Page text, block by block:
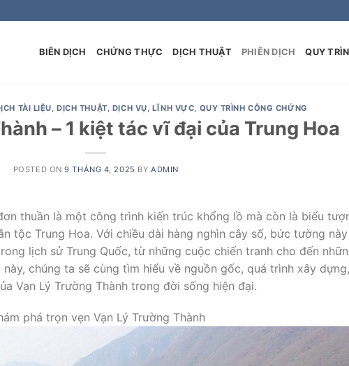
BIÊN DỊCH CHỨNG THỰC DỊCH THUẬT PHIÊN DỊCH QUY
TÀI LIỆU,DỊCH THUẬT, DỊCH VỤ, LĨNH VỰC, QUY TRÌNH CÔNG CHỨNG
– 1 kiệt tác vĩ đại của Trung Hoa
POSTED ON9 THÁNG 4, 2025 BY ADMIN
thuần là một công trình kiến trúc khổng lồ mà còn là biểu
tộc Trung Hoa. Với chiều dài hàng nghìn cây số, bức tường
lịch sử Trung Quốc, từ những cuộc chiến tranh cho đến
chúng ta sẽ cùng tìm hiểu về nguồn gốc, quá trình xây
Vạn Lý Trường Thành trong đời sống hiện đại.
phá trọn vẹn Vạn Lý Trường Thành